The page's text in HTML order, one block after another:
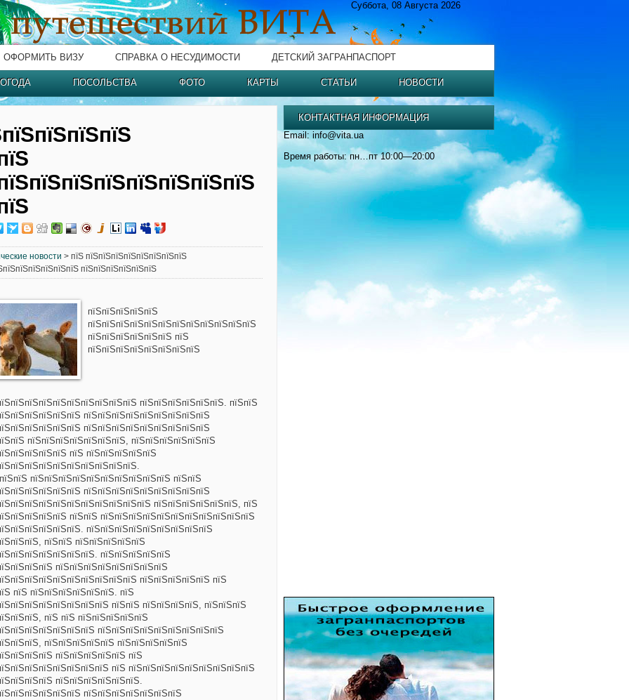
Суббота, 08 Августа 2026
ОФОРМИТЬ ВИЗУ СПРАВКА О НЕСУДИМОСТИ ДЕТСКИЙ ЗАГРАНПАСПОРТ
ПОСОЛЬСТВА ФОТО КАРТЫ СТАТЬИ НОВОСТИ
новости > пїЅ пїЅпїЅпїЅпїЅпїЅпїЅпїЅпїЅ
пїЅпїЅпїЅпїЅпїЅпїЅ
пїЅпїЅпїЅпїЅпїЅ
пїЅпїЅпїЅпїЅпїЅпїЅпїЅпїЅпїЅпїЅпїЅпїЅ
пїЅпїЅпїЅпїЅпїЅпїЅ пїЅ
пїЅпїЅпїЅпїЅпїЅпїЅпїЅпїЅ
пїЅпїЅпїЅпїЅпїЅпїЅ. пїЅпїЅ
пїЅпїЅпїЅпїЅпїЅпїЅпїЅпїЅпїЅ
пїЅпїЅпїЅпїЅпїЅпїЅпїЅпїЅпїЅ
пїЅпїЅпїЅпїЅпїЅпїЅпїЅ, пїЅпїЅпїЅпїЅпїЅпїЅ
пїЅ пїЅпїЅпїЅпїЅпїЅ
пїЅпїЅпїЅпїЅпїЅпїЅпїЅпїЅпїЅпїЅ пїЅпїЅ
пїЅпїЅпїЅпїЅпїЅпїЅпїЅпїЅпїЅ
пїЅпїЅпїЅпїЅпїЅпїЅ, пїЅ
пїЅпїЅ пїЅпїЅпїЅпїЅпїЅпїЅпїЅпїЅпїЅпїЅпїЅ
пїЅпїЅпїЅпїЅпїЅпїЅпїЅпїЅпїЅ
пїЅпїЅ пїЅпїЅпїЅпїЅпїЅ
пїЅпїЅпїЅпїЅпїЅ
пїЅпїЅпїЅпїЅпїЅпїЅпїЅпїЅ
пїЅпїЅпїЅпїЅпїЅ пїЅ
пїЅ пїЅпїЅпїЅпїЅпїЅпїЅ. пїЅ
пїЅпїЅ пїЅпїЅпїЅпїЅ, пїЅпїЅпїЅ
пїЅ пїЅ пїЅпїЅпїЅпїЅпїЅ
пїЅпїЅпїЅпїЅпїЅпїЅпїЅпїЅпїЅ
пїЅпїЅпїЅпїЅпїЅ пїЅпїЅпїЅпїЅпїЅ
пїЅпїЅпїЅпїЅпїЅ пїЅ
пїЅ пїЅпїЅпїЅпїЅпїЅпїЅпїЅпїЅпїЅ
пїЅпїЅпїЅпїЅпїЅпїЅ.
пїЅпїЅпїЅпїЅпїЅпїЅпїЅ
КОНТАКТНАЯ ИНФОРМАЦИЯ
Email: info@vita.ua
Время работы: пн…пт 10:00—20:00